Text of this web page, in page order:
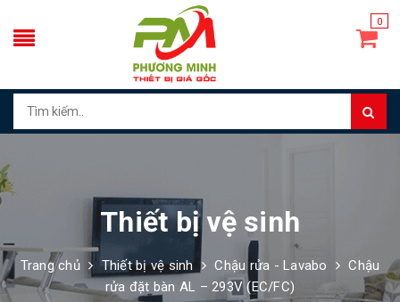
0
Thiết bị vệ sinh
Trang chủ Thiết bị vệ sinh Chậu rửa - Lavabo
Chậu
rửa đặt bàn AL – 293V (EC/FC)